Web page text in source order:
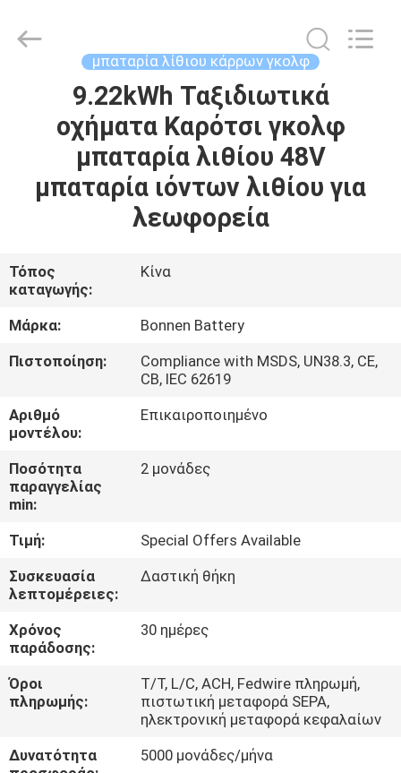
ΑΡΧΙΚΉ
ΣΕΛΊΔΑ
ΠΡΟΪΌΝΤΑ
ΜΕ
ΕΜΆΣ
ΓΎΡΟΣ
ΕΡΓΟΣΤΑΣΊΩΝ
ΠΟΙΟΤΙΚΌΣ
ΈΛΕΓΧΟΣ
ΕΠΑΦΉ
ΝΈΑ
SITEMAP
ΠΟΛΙΤΙΚΉ
ΑΠΟΡΡΉΤΟΥ
Technology
μπαταρία λίθιου κάρρων γκολφ
9.22kWh Ταξιδιωτικά
οχήματα Καρότσι γκολφ
μπαταρία λιθίου 48V
μπαταρία ιόντων λιθίου για
λεωφορεία
Τόπος
καταγωγής:
Κίνα
Μάρκα:
Bonnen Battery
Πιστοποίηση:
Compliance with MSDS, UN38.3, CE,
CB, IEC 62619
Αριθμό
μοντέλου:
Επικαιροποιημένο
Ποσότητα
παραγγελίας
min:
2 μονάδες
Τιμή:
Special Offers Available
Συσκευασία
λεπτομέρειες:
Δαστική θήκη
Χρόνος
παράδοσης:
30 ημέρες
Όροι
πληρωμής:
Τ/Τ, L/C, ACH, Fedwire πληρωμή,
πιστωτική μεταφορά SEPA,
ηλεκτρονική μεταφορά κεφαλαίων
Δυνατότητα
5000 μονάδες/μήνα